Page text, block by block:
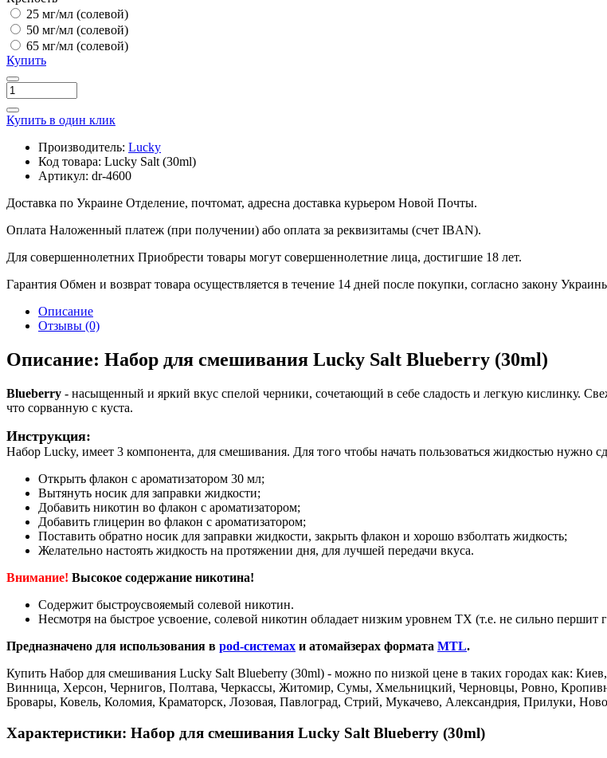
25 мг/мл (cолевой)
50 мг/мл (солевой)
65 мг/мл (солевой)
Купить
Купить в один клик
Производитель: Lucky
Код товара: Lucky Salt (30ml)
Артикул: dr-4600
Доставка по Украине Отделение, почтомат, адресна доставка курьером Новой Почты.
Оплата Наложенный платеж (при получении) або оплата за реквизитамы (счет IBAN).
Для совершеннолетних Приобрести товары могут совершеннолетние лица, достигшие 18 лет.
Гарантия Обмен и возврат товара осуществляется в течение 14 дней после покупки, согласно закону
Описание
Отзывы (0)
Описание: Набор для смешивания Lucky Salt Blueberry (30ml)
Blueberry - насыщенный и яркий вкус спелой черники, сочетающий в себе сладость и легкую кислинку.
что сорванную с куста.
Инструкция:
Набор Lucky, имеет 3 компонента, для смешивания. Для того чтобы начать пользоваться жидкостью нужно
Открыть флакон с ароматизатором 30 мл;
Вытянуть носик для заправки жидкости;
Добавить никотин во флакон с ароматизатором;
Добавить глицерин во флакон с ароматизатором;
Поставить обратно носик для заправки жидкости, закрыть флакон и хорошо взболтать жидкость;
Желательно настоять жидкость на протяжении дня, для лучшей передачи вкуса.
Внимание! Высокое содержание никотина!
Содержит быстроусвояемый солевой никотин.
Несмотря на быстрое усвоение, солевой никотин обладает низким уровнем ТХ (т.е. не сильно першит
Предназначено для использования в pod-системах и атомайзерах формата MTL.
Купить Набор для смешивания Lucky Salt Blueberry (30ml) - можно по низкой цене в таких городах как:
Винница, Херсон, Чернигов, Полтава, Черкассы, Житомир, Сумы, Хмельницкий, Черновцы, Ровно,
Бровары, Ковель, Коломия, Краматорск, Лозовая, Павлоград, Стрий, Мукачево, Александрия, Прилуки,
Характеристики: Набор для смешивания Lucky Salt Blueberry (30ml)